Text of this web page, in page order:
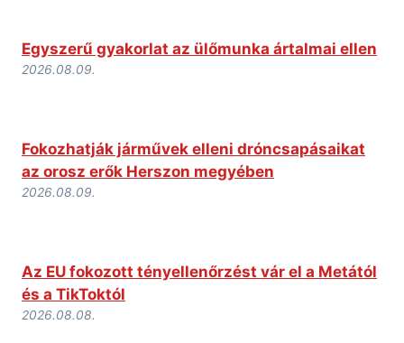
Egyszerű gyakorlat az ülőmunka ártalmai ellen
2026.08.09.
Fokozhatják járművek elleni dróncsapásaikat
az orosz erők Herszon megyében
2026.08.09.
Az EU fokozott tényellenőrzést vár el a Metától
és a TikToktól
2026.08.08.